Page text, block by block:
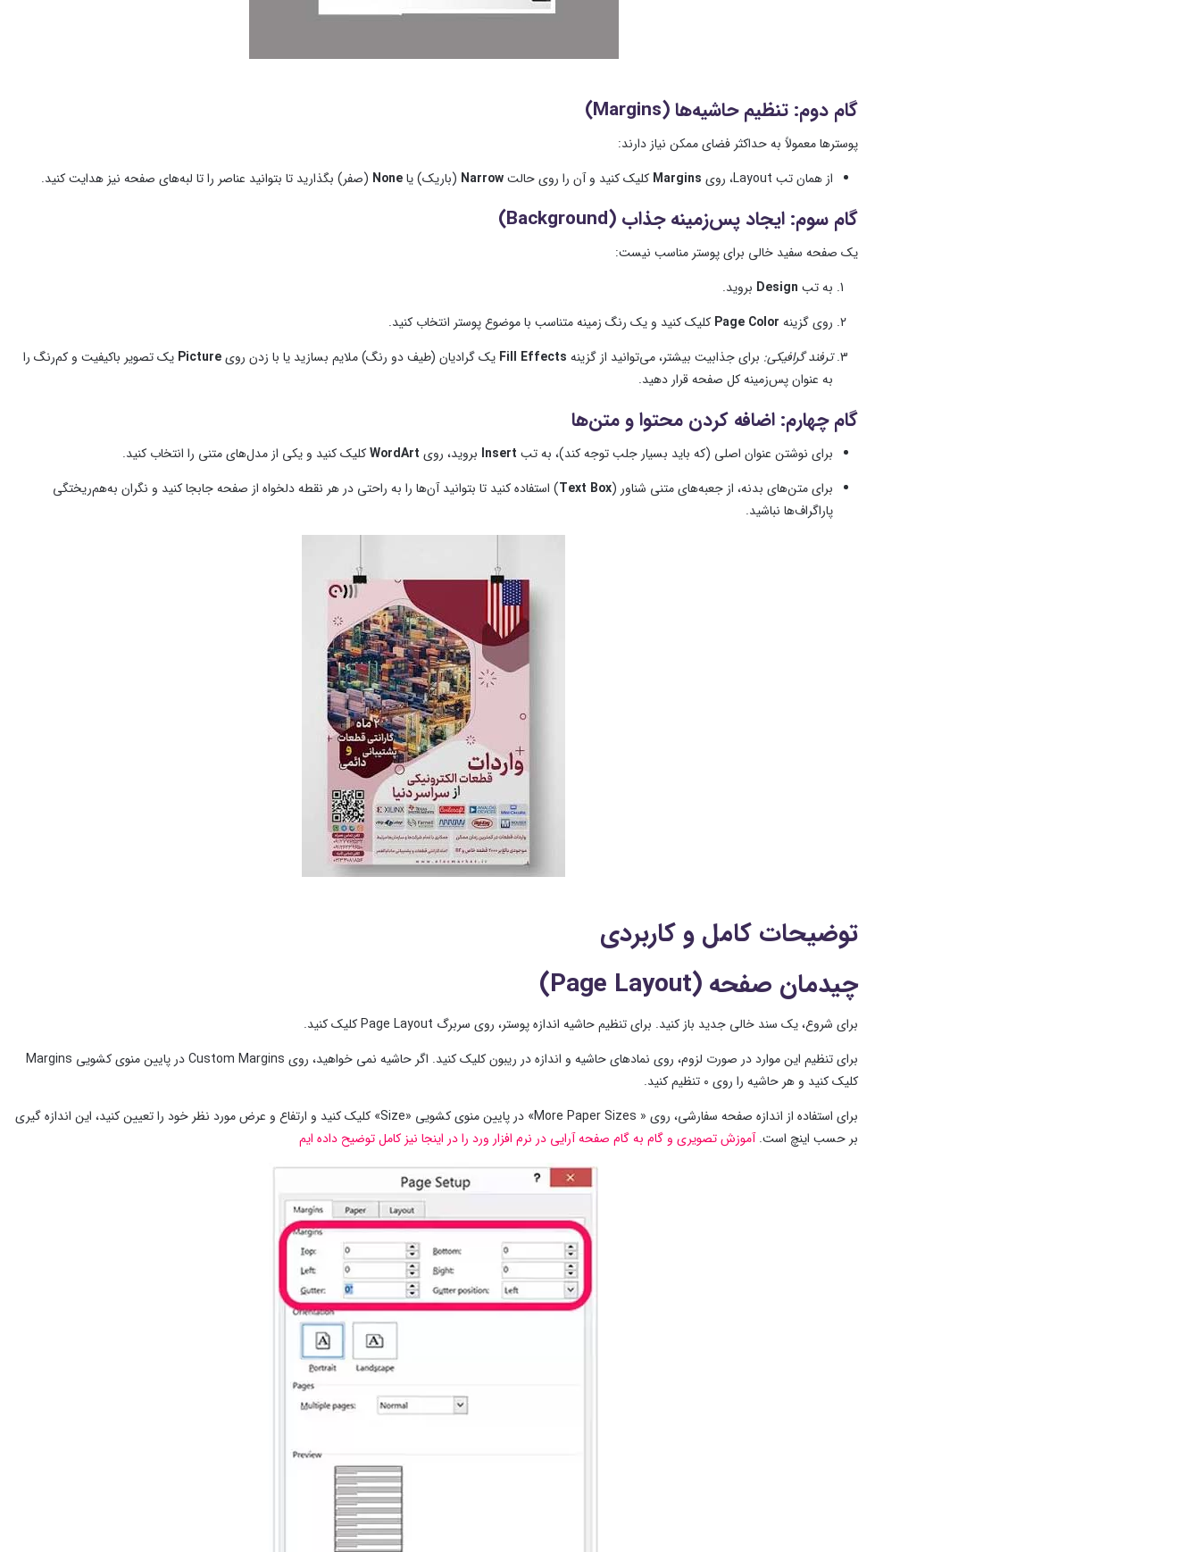
گام دوم: تنظیم حاشیه‌ها (Margins)
پوسترها معمولاً به حداکثر فضای ممکن نیاز دارند:
از همان تب Layout، روی
Margins کلیک کنید و آن را روی حالتNarrow (باریک) یاNone (صفر) بگذارید تا بتوانید عناصر را تا لبه‌های صفحه نیز هدایت کنید.
گام سوم: ایجاد پس‌زمینه جذاب (Background)
یک صفحه سفید خالی برای پوستر مناسب نیست:
به تب Design بروید.
روی گزینه Page Color کلیک کنید و یک رنگ زمینه متناسب با موضوع پوستر انتخاب کنید.
ترفند گرافیکی: برای جذابیت بیشتر، می‌توانید از گزینه Fill Effects یک گرادیان (طیف دو رنگ) ملایم بسازید یا با زدن رویPicture یک تصویر باکیفیت و کم‌رنگ را
به عنوان پس‌زمینه کل صفحه قرار دهید.
گام چهارم: اضافه کردن محتوا و متن‌ها
برای نوشتن عنوان اصلی (که باید بسیار جلب توجه کند)، به تب Insert بروید، روی WordArtکلیک کنید و یکی از مدل‌های متنی را انتخاب کنید.
برای متن‌های بدنه، از جعبه‌های متنی شناور (Text Box) استفاده کنید تا بتوانید آن‌ها را به راحتی در هر نقطه دلخواه از صفحه جابجا کنید و نگران به‌هم‌ریختگی
پاراگراف‌ها نباشید.
توضیحات کامل و کاربردی
چیدمان صفحه (Page Layout)
برای شروع، یک سند خالی جدید باز کنید. برای تنظیم حاشیه اندازه پوستر، روی سربرگ Page Layout کلیک کنید.
برای تنظیم این موارد در صورت لزوم، روی نمادهای حاشیه و اندازه در ریبون کلیک کنید. اگر حاشیه نمی خواهید، روی Custom Margins در پایین منوی کشویی Margins
کلیک کنید و هر حاشیه را روی ۰ تنظیم کنید.
برای استفاده از اندازه صفحه سفارشی، روی « More Paper Sizes» در پایین منوی کشویی «Size» کلیک کنید و ارتفاع و عرض مورد نظر خود را تعیین کنید، این اندازه گیری
بر حسب اینچ است.آموزش تصویری و گام به گام صفحه آرایی در نرم افزار ورد را در اینجا نیز کامل توضیح داده ایم